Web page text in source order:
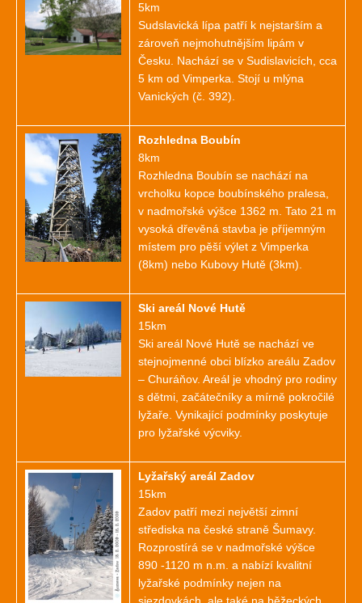
5km
Sudslavická lípa patří k nejstarším a
zároveň nejmohutnějším lipám v
Česku. Nachází se v Sudislavicích, cca
5 km od Vimperka. Stojí u mlýna
Vanických (č. 392).
Rozhledna Boubín
8km
Rozhledna Boubín se nachází na
vrcholku kopce boubínského pralesa,
v nadmořské výšce 1362 m. Tato 21 m
vysoká dřevěná stavba je příjemným
místem pro pěší výlet z Vimperka
(8km) nebo Kubovy Hutě (3km).
Ski areál Nové Hutě
15km
Ski areál Nové Hutě se nachází ve
stejnojmenné obci blízko areálu Zadov
– Churáňov. Areál je vhodný pro rodiny
s dětmi, začátečníky a mírně pokročilé
lyžaře. Vynikající podmínky poskytuje
pro lyžařské výcviky.
Lyžařský areál Zadov
15km
Zadov patří mezi největší zimní
střediska na české straně Šumavy.
Rozprostírá se v nadmořské výšce
890 -1120 m n.m. a nabízí kvalitní
lyžařské podmínky nejen na